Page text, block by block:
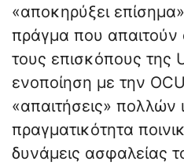
«αποκηρύξει
πράγμα που απαιτούν
τους επισκόπους της
ενοποίηση με την
«απαιτήσεις» πολλών
πραγματικότητα
δυνάμεις ασφαλείας